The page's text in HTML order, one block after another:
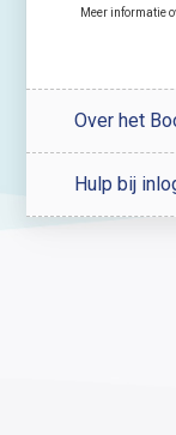
Meer informatie
Over het
Hulp bij